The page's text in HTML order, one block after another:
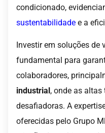
condicionado,
sustentabilidade e a
Investir em soluções de
fundamental para
colaboradores,
industrial, onde as
desafiadoras. A
oferecidas pelo Grupo